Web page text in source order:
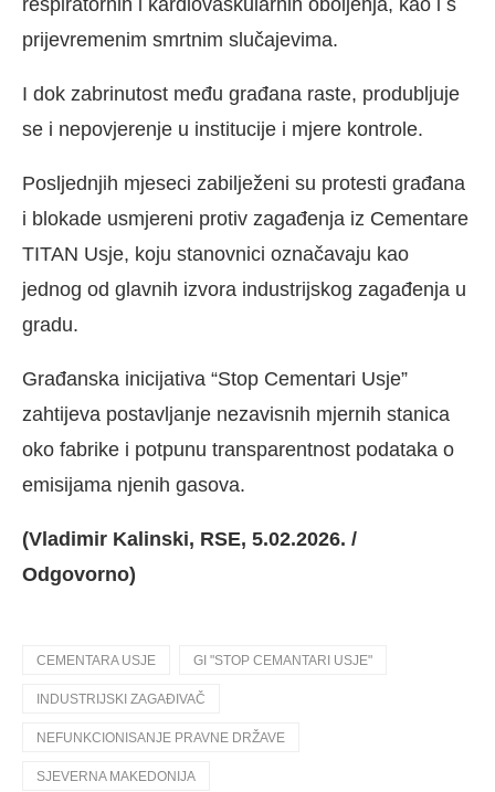
respiratornih i kardiovaskularnih oboljenja, kao i s
prijevremenim smrtnim slučajevima.
I dok zabrinutost među građana raste, produbljuje
se i nepovjerenje u institucije i mjere kontrole.
Posljednjih mjeseci zabilježeni su protesti građana
i blokade usmjereni protiv zagađenja iz Cementare
TITAN Usje, koju stanovnici označavaju kao
jednog od glavnih izvora industrijskog zagađenja u
gradu.
Građanska inicijativa “Stop Cementari Usje”
zahtijeva postavljanje nezavisnih mjernih stanica
oko fabrike i potpunu transparentnost podataka o
emisijama njenih gasova.
(Vladimir Kalinski, RSE, 5.02.2026. /
Odgovorno)
CEMENTARA USJE GI "STOP CEMANTARI USJE"
INDUSTRIJSKI ZAGAĐIVAČ
NEFUNKCIONISANJE PRAVNE DRŽAVE
SJEVERNA MAKEDONIJA